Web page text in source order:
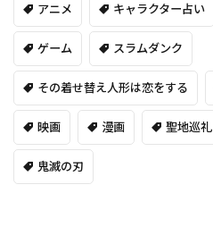
アニメ キャラクター占い
ゲーム スラムダンク
その着せ替え人形は恋をする
映画 漫画 聖地巡礼
鬼滅の刃